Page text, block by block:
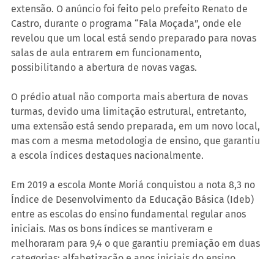
extensão. O anúncio foi feito pelo prefeito Renato de
Castro, durante o programa “Fala Moçada”, onde ele
revelou que um local está sendo preparado para novas
salas de aula entrarem em funcionamento,
possibilitando a abertura de novas vagas.
O prédio atual não comporta mais abertura de novas
turmas, devido uma limitação estrutural, entretanto,
uma extensão está sendo preparada, em um novo local,
mas com a mesma metodologia de ensino, que garantiu
a escola índices destaques nacionalmente.
Em 2019 a escola Monte Moriá conquistou a nota 8,3 no
Índice de Desenvolvimento da Educação Básica (Ideb)
entre as escolas do ensino fundamental regular anos
iniciais. Mas os bons índices se mantiveram e
melhoraram para 9,4 o que garantiu premiação em duas